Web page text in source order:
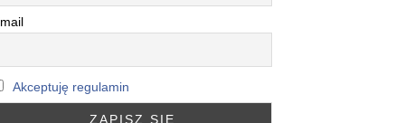
Akceptuję regulamin